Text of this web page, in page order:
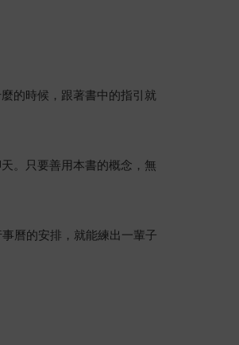
的時候，跟著書中的指引就
。只要善用本書的概念，無
曆的安排，就能練出一輩子